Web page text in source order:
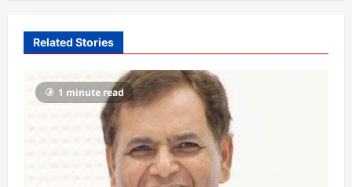
vRelated Stories
1 minute read